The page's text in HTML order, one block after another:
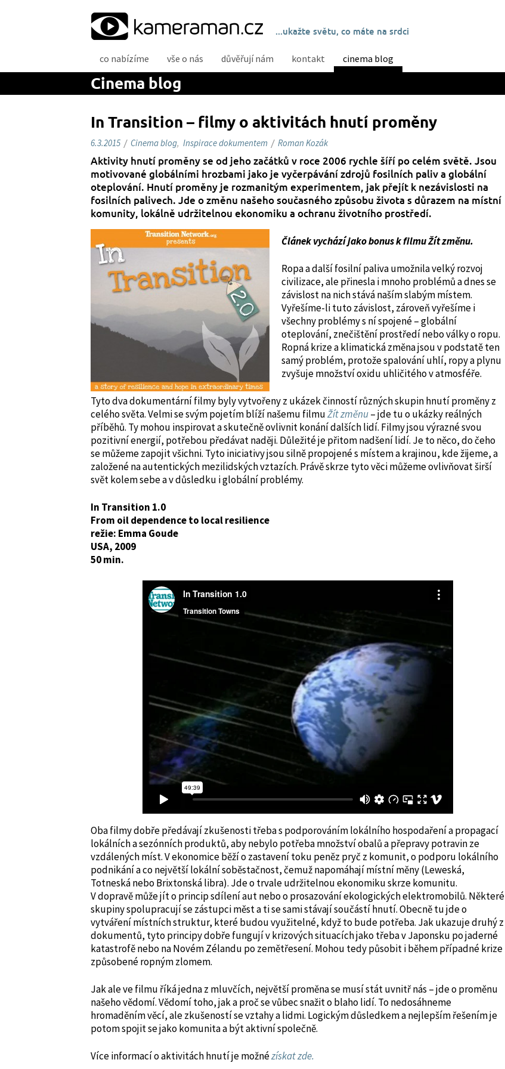
...ukažte světu, co máte na srdci
e
co nabízíme vše o nás důvěřují nám kontakt cinema blog
Cinema blog
In Transition – filmy o aktivitách hnutí proměny
6.3.2015 / Cinema blog, Inspirace dokumentem / Roman Kozák
Aktivity hnutí proměny se od jeho začátků v roce 2006 rychle šíří po celém světě. Jsou
motivované globálními hrozbami jako je vyčerpávání zdrojů fosilních paliv a globální
oteplování. Hnutí proměny je rozmanitým experimentem, jak přejít k nezávislosti na
fosilních palivech. Jde o změnu našeho současného způsobu života s důrazem na místní
komunity, lokálně udržitelnou ekonomiku a ochranu životního prostředí.
Článek vychází jako bonus k filmu Žít změnu.
Ropa a další fosilní paliva umožnila velký rozvoj
civilizace, ale přinesla i mnoho problémů a dnes se
závislost na nich stává naším slabým místem.
Vyřešíme-li tuto závislost, zároveň vyřešíme i
všechny problémy s ní spojené – globální
oteplování, znečištění prostředí nebo války o ropu.
Ropná krize a klimatická změna jsou v podstatě ten
samý problém, protože spalování uhlí, ropy a plynu
zvyšuje množství oxidu uhličitého v atmosféře.
Tyto dva dokumentární filmy byly vytvořeny z ukázek činností různých skupin hnutí proměny z
celého světa. Velmi se svým pojetím blíží našemu filmuŽít změnu– jde tu o ukázky reálných
příběhů. Ty mohou inspirovat a skutečně ovlivnit konání dalších lidí. Filmy jsou výrazné svou
pozitivní energií, potřebou předávat naději. Důležité je přitom nadšení lidí. Je to něco, do čeho
se můžeme zapojit všichni. Tyto iniciativy jsou silně propojené s místem a krajinou, kde žijeme, a
založené na autentických mezilidských vztazích. Právě skrze tyto věci můžeme ovlivňovat širší
svět kolem sebe a v důsledku i globální problémy.
In Transition 1.0
From oil dependence to local resilience
režie: Emma Goude
USA, 2009
50 min.
Oba filmy dobře předávají zkušenosti třeba s podporováním lokálního hospodaření a propagací
lokálních a sezónních produktů, aby nebylo potřeba množství obalů a přepravy potravin ze
vzdálených míst. V ekonomice běží o zastavení toku peněz pryč z komunit, o podporu lokálního
podnikání a co největší lokální soběstačnost, čemuž napomáhají místní měny (Leweská,
Totneská nebo Brixtonská libra). Jde o trvale udržitelnou ekonomiku skrze komunitu.
V dopravě může jít o princip sdílení aut nebo o prosazování ekologických elektromobilů. Některé
skupiny spolupracují se zástupci měst a ti se sami stávají součástí hnutí. Obecně tu jde o
vytváření místních struktur, které budou využitelné, když to bude potřeba. Jak ukazuje druhý z
dokumentů, tyto principy dobře fungují v krizových situacích jako třeba v Japonsku po jaderné
katastrofě nebo na Novém Zélandu po zemětřesení. Mohou tedy působit i během případné krize
způsobené ropným zlomem.
Jak ale ve filmu říká jedna z mluvčích, největší proměna se musí stát uvnitř nás – jde o proměnu
našeho vědomí. Vědomí toho, jak a proč se vůbec snažit o blaho lidí. To nedosáhneme
hromaděním věcí, ale zkušeností se vztahy a lidmi. Logickým důsledkem a nejlepším řešením je
potom spojit se jako komunita a být aktivní společně.
Více informací o aktivitách hnutí je možnézískat zde.